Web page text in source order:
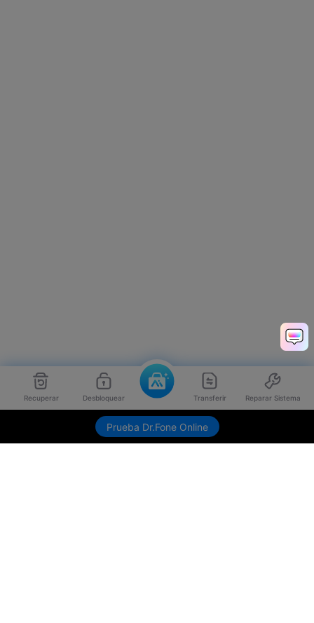
Recuperar Desbloquear Transferir Reparar Sistema
Prueba Dr.Fone Online